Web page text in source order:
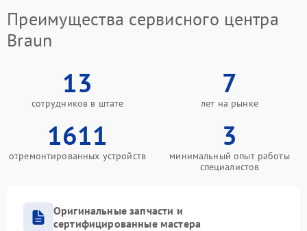
Преимущества сервисного центра
Braun
13
сотрудников в штате
7
лет на рынке
1611
отремонтированных устройств
3
минимальный опыт работы
специалистов
Оригинальные запчасти и
сертифицированные мастера